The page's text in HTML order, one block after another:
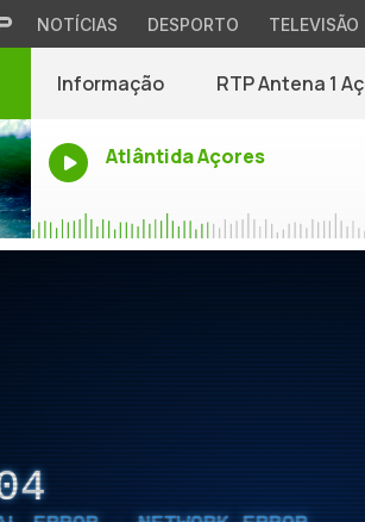
NOTÍCIAS DESPORTO TELEVISÃO
Informação RTP Antena 1
Atlântida Açores